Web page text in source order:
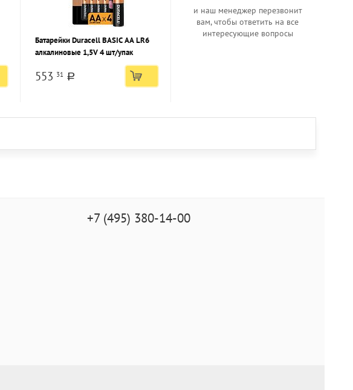
Батарейки Duracell BASIC AA LR6
алкалиновые 1,5V 4 шт/упак
553 31 a
и наш менеджер перезвонит
вам, чтобы ответить на все
интересующие вопросы
+7 (495) 380-14-00